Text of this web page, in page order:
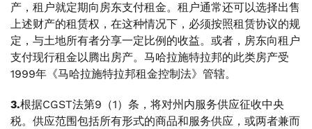
产，租户就定期向房东支付租金。租户通常还可以选择出售
上述财产的租赁权，在这种情况下，必须按照租赁协议的规
定，与土地所有者分享一定比例的收益。或者，房东向租户
支付现行租金以腾出房产。马哈拉施特拉邦的此类房产受
1999年《马哈拉施特拉邦租金控制法》管辖。
3.根据CGST法第9（1）条，将对州内服务供应征收中央
税。供应范围包括所有形式的商品和服务供应，或两者兼而